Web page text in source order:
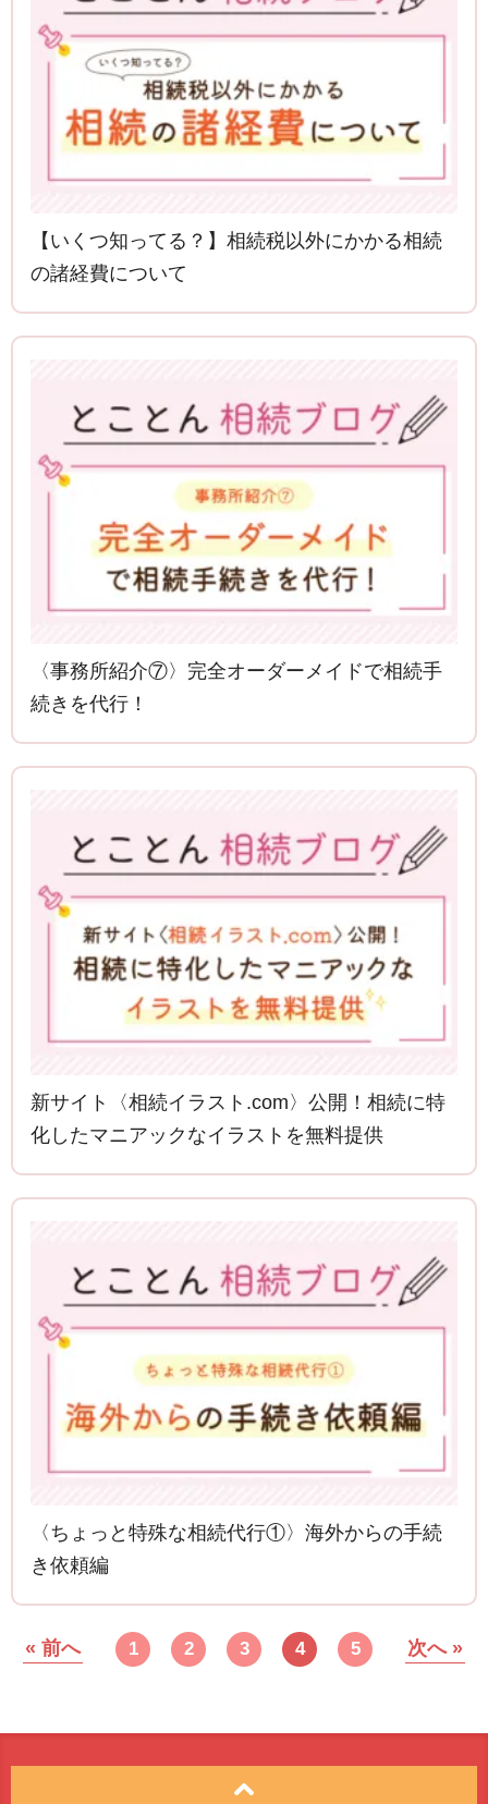
【いくつ知ってる？】相続税以外にかかる相続
の諸経費について
〈事務所紹介⑦〉完全オーダーメイドで相続手
続きを代行！
新サイト〈相続イラスト.com〉公開！相続に特
化したマニアックなイラストを無料提供
〈ちょっと特殊な相続代行①〉海外からの手続
き依頼編
« 前へ 1 2 3 4 5 次へ »